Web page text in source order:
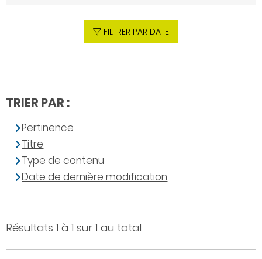
Résultats 1 à 1 sur 1 au total
FILTRER PAR DATE
TRIER PAR :
Pertinence
Titre
Type de contenu
Date de dernière modification